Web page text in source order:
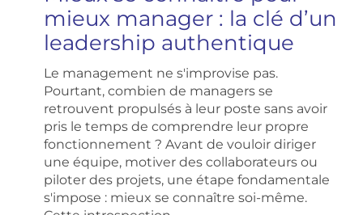
mieux
manager
clé
d’un
leadership
authentique
mieux manager : la clé d’un
leadership authentique
Le management ne s'improvise pas.
Pourtant, combien de managers se
retrouvent propulsés à leur poste sans avoir
pris le temps de comprendre leur propre
fonctionnement ? Avant de vouloir diriger
une équipe, motiver des collaborateurs ou
piloter des projets, une étape fondamentale
s'impose : mieux se connaître soi-même.